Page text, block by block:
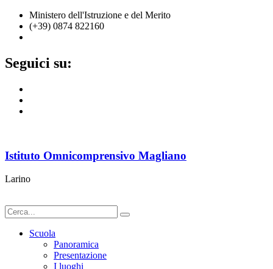
Ministero dell'Istruzione e del Merito
(+39) 0874 822160
Seguici su:
Istituto Omnicomprensivo Magliano
Larino
Scuola
Panoramica
Presentazione
I luoghi